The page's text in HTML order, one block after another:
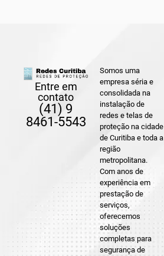
Entre em
contato
(41) 9
8461-5543
Somos uma
empresa séria e
consolidada na
instalação de
redes e telas de
proteção na cidade
de Curitiba e toda a
região
metropolitana.
Com anos de
experiência em
prestação de
serviços,
oferecemos
soluções
completas para
segurança de